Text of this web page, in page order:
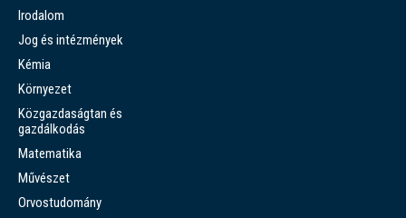
Irodalom
Jog és intézmények
Kémia
Környezet
Közgazdaságtan és
gazdálkodás
Matematika
Művészet
Orvostudomány